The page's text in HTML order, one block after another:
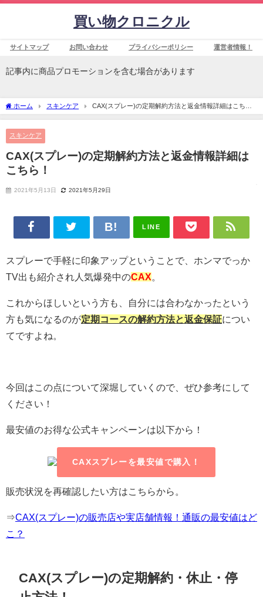
買い物クロニクル
サイトマップ お問い合わせ プライバシーポリシー 運営者情報！
記事内に商品プロモーションを含む場合があります
ホーム スキンケア
CAX(スプレー)の定期解約方法と返金情報詳細はこち
ら！
スキンケア
CAX(スプレー)の定期解約方法と返金情報詳細は
こちら！
2021年5月13日 2021年5月29日
LINE
スプレーで手軽に印象アップということで、ホンマでっか
TV出も紹介され人気爆発中のCAX
これからほしいという方も、自分には合わなかったという
方も気になるのが定期コースの解約方法と返金保証につい
てですよね。
今回はこの点について深堀していくので、ぜひ参考にして
ください！
最安値のお得な公式キャンペーンは以下から！
CAXスプレーを最安値で購入！
販売状況を再確認したい方はこちらから。
⇒CAX(スプレー)の販売店や実店舗情報！通販の最安値はど
こ？
CAX(スプレー)の定期解約・休止・停